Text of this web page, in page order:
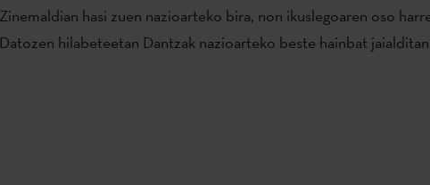
Zinemaldian hasi zuen nazioarteko bira, non ikuslegoaren oso
Datozen hilabeteetan Dantzak nazioarteko beste hainbat